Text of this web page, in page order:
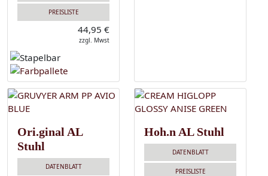
PREISLISTE
44,95 €
zzgl. Mwst
Ori.ginal AL
Stuhl
DATENBLATT
Hoh.n AL Stuhl
DATENBLATT
PREISLISTE